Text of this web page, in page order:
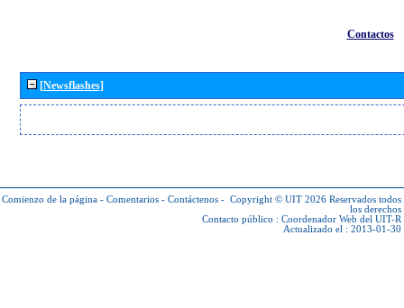
Contactos
[Newsflashes]
Comienzo de la página - Comentarios - Contáctenos - Copyright © UIT 2026 Reservados todos
los derechos
Contacto público : Coordenador Web del UIT-R
Actualizado el : 2013-01-30